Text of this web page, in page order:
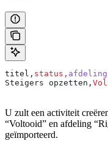
titel, status, afdeling
Steigers opzetten,
U zult een activiteit
“Voltooid” en afdeling
geïmporteerd.